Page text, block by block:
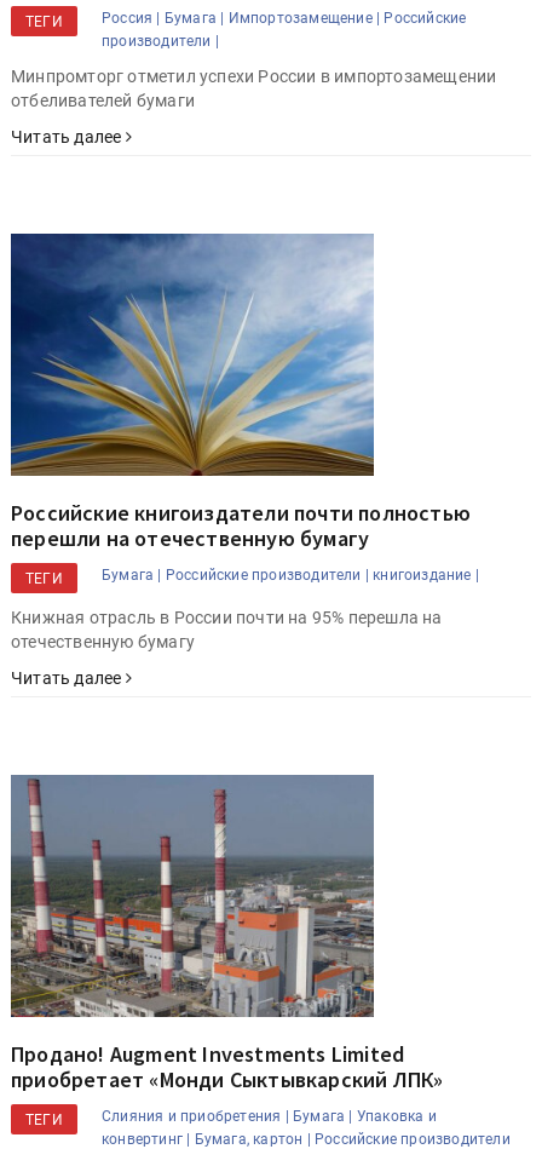
ТЕГИ Россия | Бумага | Импортозамещение |
Российские
производители |
Минпромторг отметил успехи России в импортозамещении
отбеливателей бумаги
Читать далее
Российские книгоиздатели почти полностью
перешли на отечественную бумагу
ТЕГИ Бумага | Российские производители | книгоиздание |
Книжная отрасль в России почти на 95% перешла на
отечественную бумагу
Читать далее
Продано! Augment Investments Limited
приобретает «Монди Сыктывкарский ЛПК»
ТЕГИ Слияния и приобретения | Бумага | Упаковка и
конвертинг | Бумага, картон | Российские производители